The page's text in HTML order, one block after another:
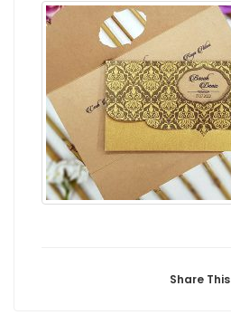
Share This